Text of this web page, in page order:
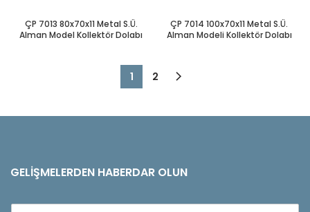
ÇP 7013 80x70x11 Metal S.Ü.
Alman Model Kollektör Dolabı
ÇP 7014 100x70x11 Metal S.Ü.
Alman Modeli Kollektör Dolabı
1 2
GELIŞMELERDEN HABERDAR OLUN